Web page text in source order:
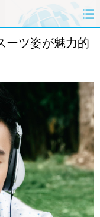
経済
写真
ツ姿が魅力的